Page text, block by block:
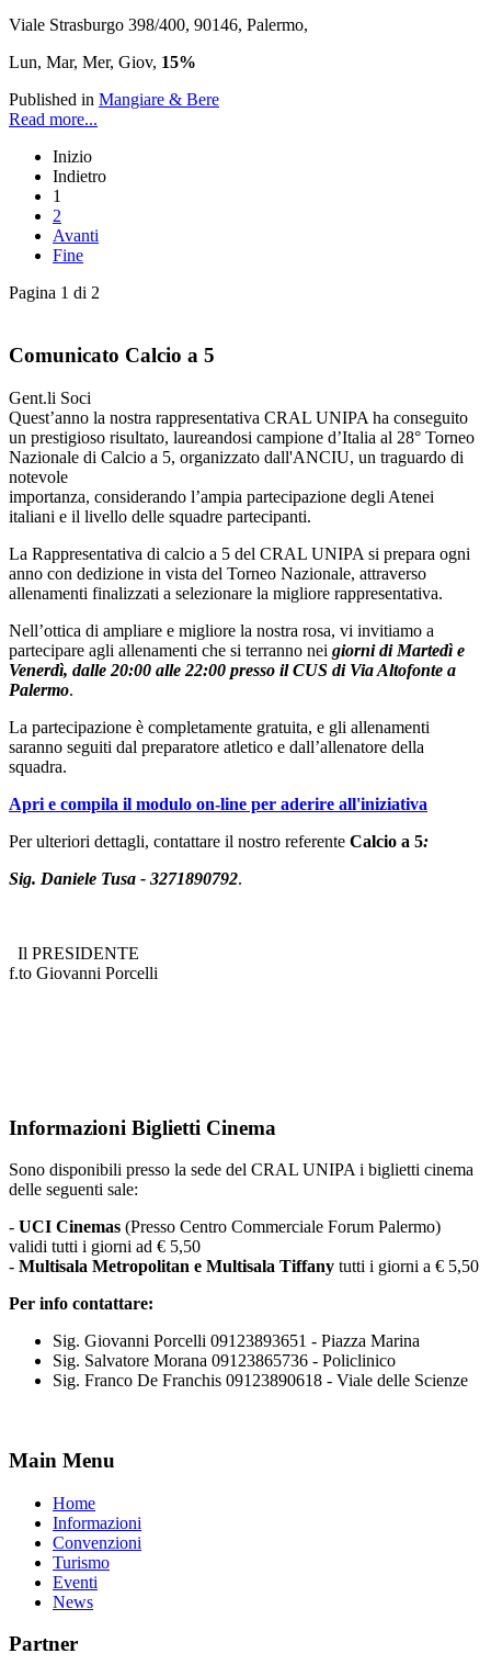
Viale Strasburgo 398/400, 90146, Palermo,
Lun, Mar, Mer, Giov, 15%
Published in Mangiare & Bere
Read more...
Inizio
Indietro
1
2
Avanti
Fine
Pagina 1 di 2
Comunicato Calcio a 5
Gent.li Soci
Quest’anno la nostra rappresentativa CRAL UNIPA ha conseguito
un prestigioso risultato, laureandosi campione d’Italia al 28° Torneo
Nazionale di Calcio a 5, organizzato dall'ANCIU, un traguardo di
notevole
importanza, considerando l’ampia partecipazione degli Atenei
italiani e il livello delle squadre partecipanti.
La Rappresentativa di calcio a 5 del CRAL UNIPA si prepara ogni
anno con dedizione in vista del Torneo Nazionale, attraverso
allenamenti finalizzati a selezionare la migliore rappresentativa.
Nell’ottica di ampliare e migliore la nostra rosa, vi invitiamo a
partecipare agli allenamenti che si terranno nei giorni di Martedì e
Venerdì, dalle 20:00 alle 22:00 presso il CUS di Via Altofonte a
Palermo.
La partecipazione è completamente gratuita, e gli allenamenti
saranno seguiti dal preparatore atletico e dall’allenatore della
squadra.
Apri e compila il modulo on-line per aderire all'iniziativa
Per ulteriori dettagli, contattare il nostro referente Calcio a 5:
Sig. Daniele Tusa - 3271890792.
Il PRESIDENTE
f.to Giovanni Porcelli
Informazioni Biglietti Cinema
Sono disponibili presso la sede del CRAL UNIPA i biglietti cinema
delle seguenti sale:
- UCI Cinemas (Presso Centro Commerciale Forum Palermo)
validi tutti i giorni ad € 5,50
- Multisala Metropolitan e Multisala Tiffany tutti i giorni a € 5,50
Per info contattare:
Sig. Giovanni Porcelli 09123893651 - Piazza Marina
Sig. Salvatore Morana 09123865736 - Policlinico
Sig. Franco De Franchis 09123890618 - Viale delle Scienze
Main Menu
Home
Informazioni
Convenzioni
Turismo
Eventi
News
Partner